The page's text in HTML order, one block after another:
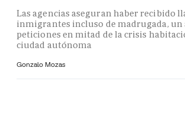
Las agencias aseguran haber recibido
inmigrantes incluso de madrugada, un
peticiones en mitad de la crisis
ciudad autónoma
Gonzalo Mozas